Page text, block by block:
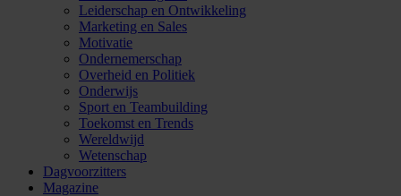
Leiderschap en Ontwikkeling
Marketing en Sales
Motivatie
Ondernemerschap
Overheid en Politiek
Onderwijs
Sport en Teambuilding
Toekomst en Trends
Wereldwijd
Wetenschap
Dagvoorzitters
Magazine